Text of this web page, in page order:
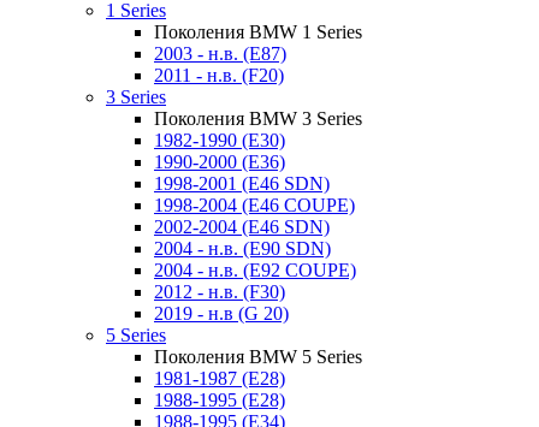
1 Series
Поколения BMW 1 Series
2003 - н.в. (E87)
2011 - н.в. (F20)
3 Series
Поколения BMW 3 Series
1982-1990 (E30)
1990-2000 (E36)
1998-2001 (E46 SDN)
1998-2004 (E46 COUPE)
2002-2004 (E46 SDN)
2004 - н.в. (E90 SDN)
2004 - н.в. (E92 COUPE)
2012 - н.в. (F30)
2019 - н.в (G 20)
5 Series
Поколения BMW 5 Series
1981-1987 (E28)
1988-1995 (E28)
1988-1995 (E34)